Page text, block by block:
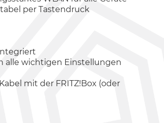
per Tastendruck
alle wichtigen Einstellungen
mit der FRITZ!Box (oder